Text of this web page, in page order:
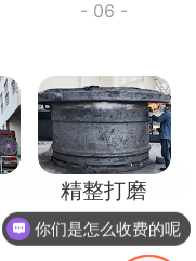
- 06 -
精整打磨
- 09 -
你们是怎么收费的呢